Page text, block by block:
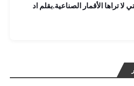
لا تراها الأقمار الصناعية.بقلم اد